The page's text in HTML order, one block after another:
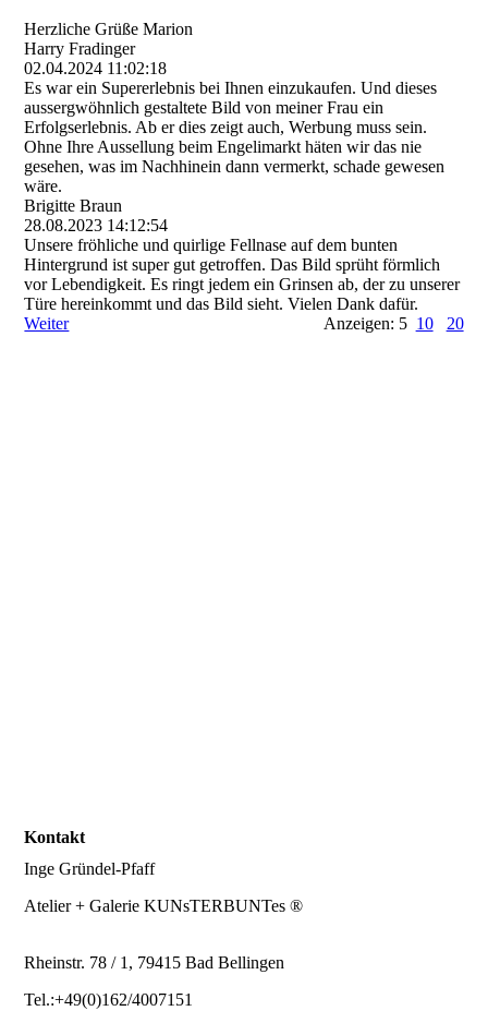
Herzliche Grüße Marion
Harry Fradinger
02.04.2024 11:02:18
Es war ein Supererlebnis bei Ihnen einzukaufen. Und dieses
aussergwöhnlich gestaltete Bild von meiner Frau ein
Erfolgserlebnis. Ab er dies zeigt auch, Werbung muss sein.
Ohne Ihre Aussellung beim Engelimarkt häten wir das nie
gesehen, was im Nachhinein dann vermerkt, schade gewesen
wäre.
Brigitte Braun
28.08.2023 14:12:54
Unsere fröhliche und quirlige Fellnase auf dem bunten
Hintergrund ist super gut getroffen. Das Bild sprüht förmlich
vor Lebendigkeit. Es ringt jedem ein Grinsen ab, der zu unserer
Türe hereinkommt und das Bild sieht. Vielen Dank dafür.
Weiter
Anzeigen: 5 10 20
Kontakt
Inge Gründel-Pfaff
Atelier + Galerie KUNsTERBUNTes ®
Rheinstr. 78 / 1, 79415 Bad Bellingen
Tel.:+49(0)162/4007151